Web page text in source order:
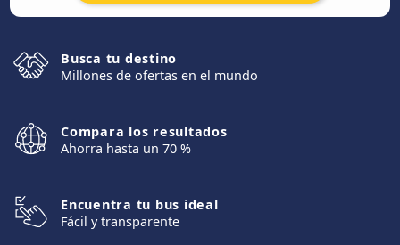
Busca tu destino
Millones de ofertas en el mundo
Compara los resultados
Ahorra hasta un 70 %
Encuentra tu bus ideal
Fácil y transparente